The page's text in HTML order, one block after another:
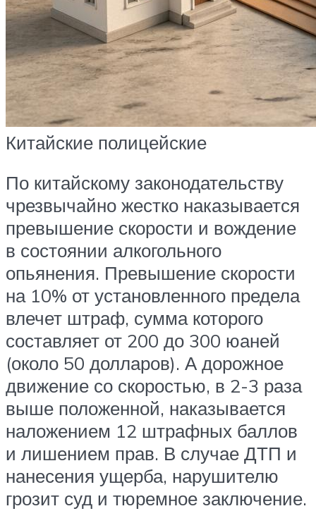
Китайские полицейские
По китайскому законодательству
чрезвычайно жестко наказывается
превышение скорости и вождение
в состоянии алкогольного
опьянения. Превышение скорости
на 10% от установленного предела
влечет штраф, сумма которого
составляет от 200 до 300 юаней
(около 50 долларов). А дорожное
движение со скоростью, в 2-3 раза
выше положенной, наказывается
наложением 12 штрафных баллов
и лишением прав. В случае ДТП и
нанесения ущерба, нарушителю
грозит суд и тюремное заключение.